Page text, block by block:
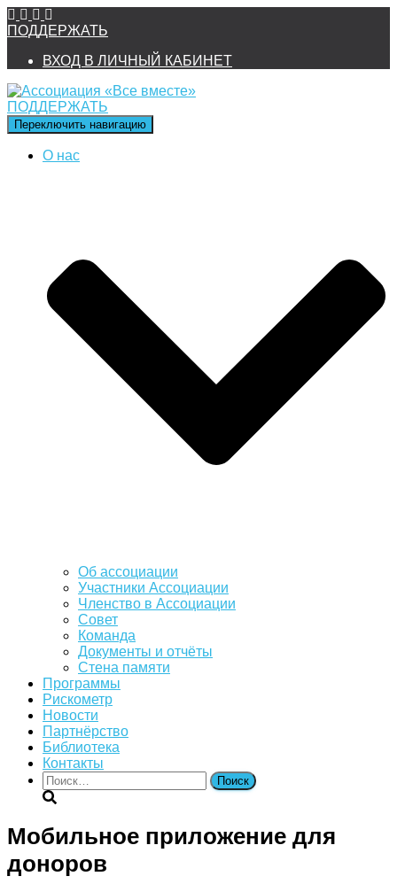
ПОДДЕРЖАТЬ
ВХОД В ЛИЧНЫЙ КАБИНЕТ
ПОДДЕРЖАТЬ
Переключить навигацию
О нас
Об ассоциации
Участники Ассоциации
Членство в Ассоциации
Совет
Команда
Документы и отчёты
Стена памяти
Программы
Рискометр
Новости
Партнёрство
Библиотека
Контакты
Найти:
Мобильное приложение для
доноров